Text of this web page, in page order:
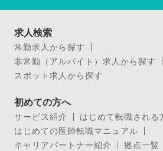
求人検索
常勤求人から探す
非常勤（アルバイト）求人から探す
スポット求人から探す
初めての方へ
サービス紹介
はじめて転職される
はじめての医師転職マニュアル
キャリアパートナー紹介
拠点一覧